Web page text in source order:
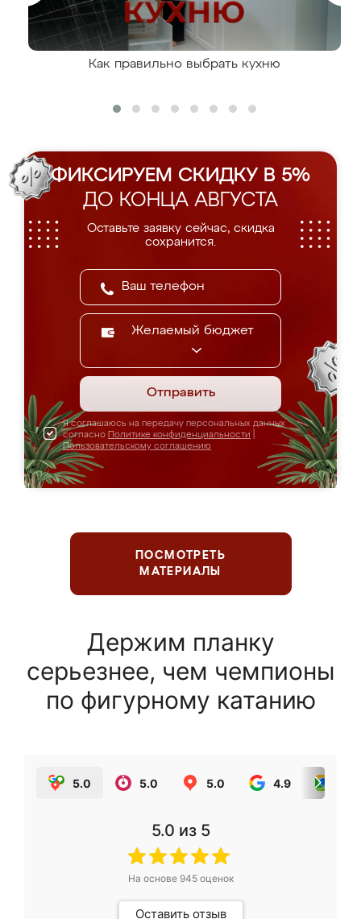
Как правильно выбрать кухню
ФИКСИРУЕМ СКИДКУ В 5%
ДО КОНЦА АВГУСТА
Оставьте заявку сейчас, скидка
сохранится.
Желаемый бюджет
Отправить
Я соглашаюсь на передачу персональных данных
согласно Политике конфиденциальности
Пользовательскому соглашению
ПОСМОТРЕТЬ
МАТЕРИАЛЫ
Держим планку
серьезнее, чем чемпионы
по фигурному катанию
5.0 5.0 5.0 4.9
5.0 из 5
На основе 945оценок
Оставить отзыв